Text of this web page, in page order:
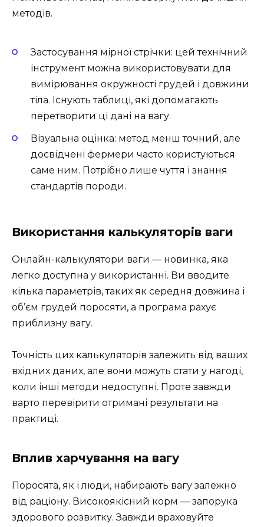
методів.
Застосування мірної стрічки: цей технічний
інструмент можна використовувати для
вимірювання окружності грудей і довжини
тіла. Існують таблиці, які допомагають
перетворити ці дані на вагу.
Візуальна оцінка: метод менш точний, але
досвідчені фермери часто користуються
саме ним. Потрібно лише чуття і знання
стандартів породи.
Використання калькуляторів ваги
Онлайн-калькулятори ваги — новинка, яка
легко доступна у використанні. Ви вводите
кілька параметрів, таких як середня довжина і
об’єм грудей поросяти, а програма рахує
приблизну вагу.
Точність цих калькуляторів залежить від ваших
вхідних даних, але вони можуть стати у нагоді,
коли інші методи недоступні. Проте завжди
варто перевірити отримані результати на
практиці.
Вплив харчування на вагу
Поросята, як і люди, набирають вагу залежно
від раціону. Високоякісний корм — запорука
здорового розвитку. Завжди враховуйте